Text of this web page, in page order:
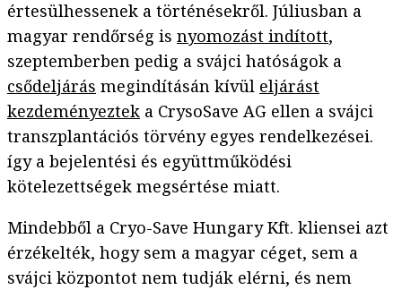
értesülhessenek a történésekről. Júliusban a
magyar rendőrség is nyomozást indított,
szeptemberben pedig a svájci hatóságok a
csődeljárás megindításán kívül eljárást
kezdeményeztek a CrysoSave AG ellen a svájci
transzplantációs törvény egyes rendelkezései.
így a bejelentési és együttműködési
kötelezettségek megsértése miatt.
Mindebből a Cryo-Save Hungary Kft. kliensei azt
érzékelték, hogy sem a magyar céget, sem a
svájci központot nem tudják elérni, és nem